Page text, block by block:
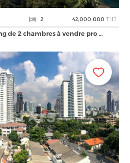
2 42,000,000 THB
de 2 chambres à vendre pro …